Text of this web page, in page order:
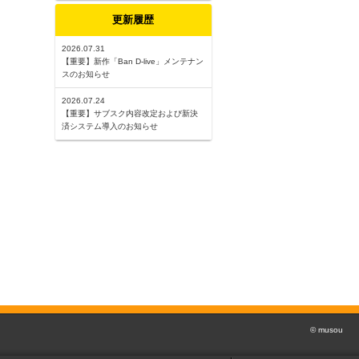
更新履歴
2026.07.31
【重要】新作「Ban D-live」メンテナン
スのお知らせ
2026.07.24
【重要】サブスク内容改定および新決
済システム導入のお知らせ
© musou